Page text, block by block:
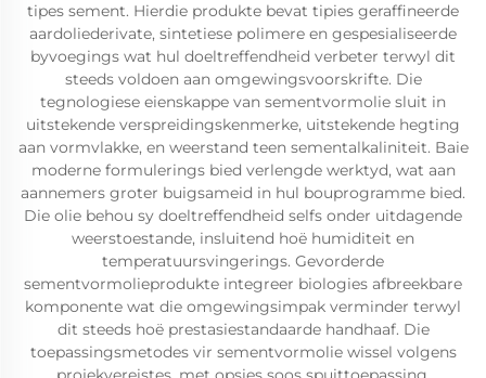
tipes sement. Hierdie produkte bevat tipies geraffineerde
aardoliederivate, sintetiese polimere en gespesialiseerde
byvoegings wat hul doeltreffendheid verbeter terwyl dit
steeds voldoen aan omgewingsvoorskrifte. Die
tegnologiese eienskappe van sementvormolie sluit in
uitstekende verspreidingskenmerke, uitstekende hegting
aan vormvlakke, en weerstand teen sementalkaliniteit. Baie
moderne formulerings bied verlengde werktyd, wat aan
aannemers groter buigsameid in hul bouprogramme bied.
Die olie behou sy doeltreffendheid selfs onder uitdagende
weerstoestande, insluitend hoë humiditeit en
temperatuursvingerings. Gevorderde
sementvormolieprodukte integreer biologies afbreekbare
komponente wat die omgewingsimpak verminder terwyl
dit steeds hoë prestasiestandaarde handhaaf. Die
toepassingsmetodes vir sementvormolie wissel volgens